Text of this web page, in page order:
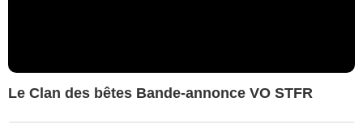
Le Clan des bêtes Bande-annonce VO STFR